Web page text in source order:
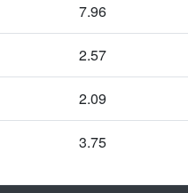
7.96
2.57
2.09
3.75